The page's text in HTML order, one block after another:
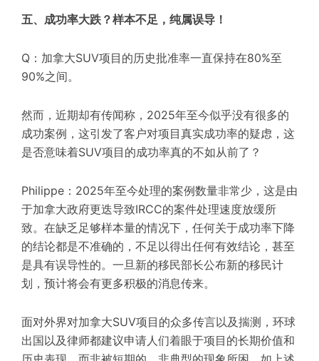
五、成功率大跌？样本不足，纯属误导！
Q：加拿大SUV项目的历史批准率一直保持在80%至
90%之间。
然而，近期却有传闻称，2025年至今似乎没有很多的
成功案例，这引发了客户对项目真实成功率的疑虑，这
是否意味着SUV项目的成功率真的不如从前了？
Philippe：2025年至今处理的案例数量非常少，这是由
于加拿大政府更迭导致IRCC的案件处理速度放缓所
致。在缺乏足够样本量的情况下，任何关于成功率下降
的结论都是不准确的，不足以得出任何有效结论，甚至
是具有误导性的。一旦新的移民部长公布新的移民计
划，预计将会有更多积极的消息传来。
面对外界对加拿大SUV项目的众多传言以及揣测，环球
出国以及律师都建议申请人们着眼于项目的长期价值和